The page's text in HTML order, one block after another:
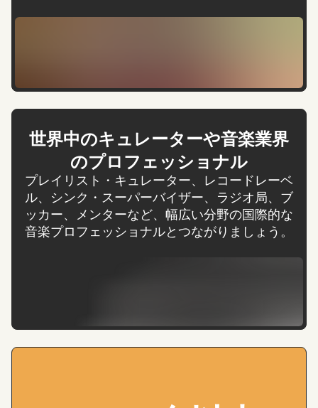
世界中のキュレーターや音楽業界
のプロフェッショナル
プレイリスト・キュレーター、レコードレーベ
ル、シンク・スーパーバイザー、ラジオ局、ブ
ッカー、メンターなど、幅広い分野の国際的な
音楽プロフェッショナルとつながりましょう。